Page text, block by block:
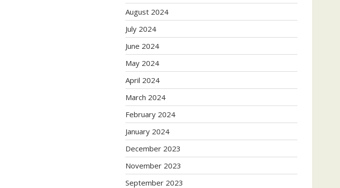
August 2024
July 2024
June 2024
May 2024
April 2024
March 2024
February 2024
January 2024
December 2023
November 2023
September 2023